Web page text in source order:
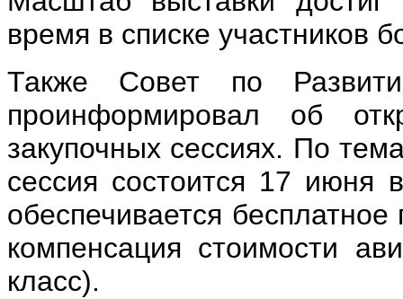
время в списке участников
Также Совет по
проинформировал об
закупочных сессиях. По
сессия состоится 17 июня
обеспечивается
компенсация стоимости
класс).